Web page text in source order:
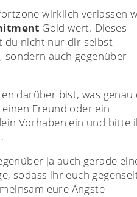
wirklich verlassen
Gold wert. Dieses
du nicht nur dir selbst
sondern auch gegenüber
darüber bist, was genau
Freund oder ein
Vorhaben ein und bitte
ja auch gerade
sodass ihr euch
eure Ängste